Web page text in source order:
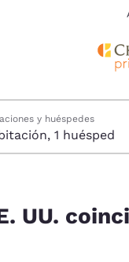
y huéspedes
1 habitación, 1 huésped
UU.